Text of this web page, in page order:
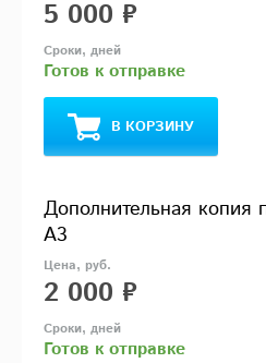
5 000 ₽
Готов к отправке
В КОРЗИНУ
Дополнительная копия
А3
2 000 ₽
Готов к отправке